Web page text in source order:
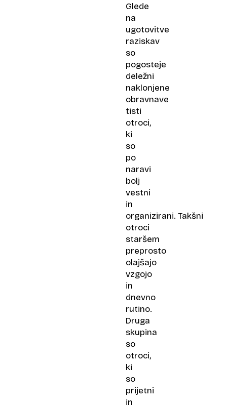
Glede
na
ugotovitve
raziskav
so
pogosteje
deležni
naklonjene
obravnave
tisti
otroci,
ki
so
po
naravi
bolj
vestni
in
organizirani. Takšni
otroci
staršem
preprosto
olajšajo
vzgojo
in
dnevno
rutino.
Druga
skupina
so
otroci,
ki
so
prijetni
in